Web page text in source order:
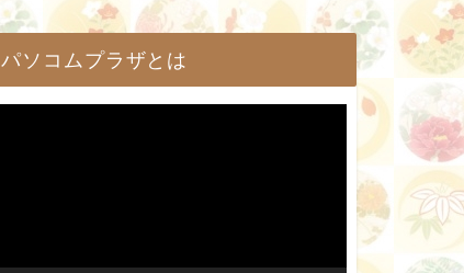
パソコムプラザとは